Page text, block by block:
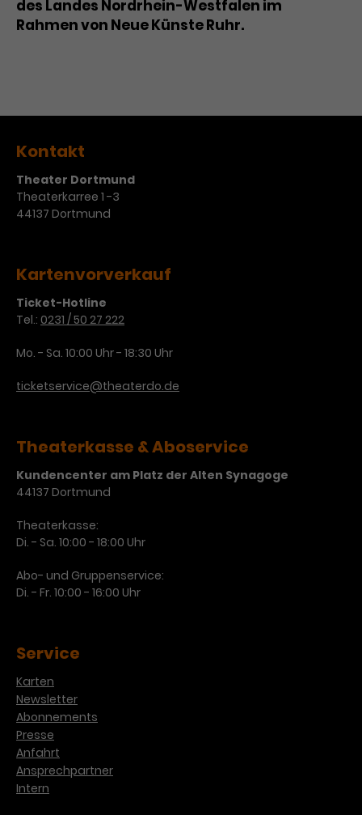
Laufzeit 1 Jahr
des Landes Nordrhein-Westfalen im
Rahmen von Neue Künste Ruhr.
Kontakt
Theater Dortmund
Theaterkarree 1 -3
44137 Dortmund
Kartenvorverkauf
Ticket-Hotline
Tel.: 0231 / 50 27 222
Mo. - Sa. 10:00 Uhr - 18:30 Uhr
ticketservice@theaterdo.de
Theaterkasse & Aboservice
Kundencenter am Platz der Alten Synagoge
44137 Dortmund
Theaterkasse:
Di. - Sa. 10:00 - 18:00 Uhr
Abo- und Gruppenservice:
Di. - Fr. 10:00 - 16:00 Uhr
Service
Karten
Newsletter
Abonnements
Presse
Anfahrt
Ansprechpartner
Intern